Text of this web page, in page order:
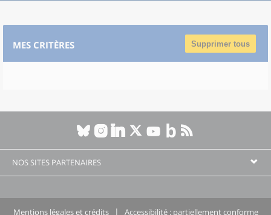
MES CRITÈRES Supprimer tous
NOS SITES PARTENAIRES
Mentions légales et crédits Accessibilité : partiellement conforme